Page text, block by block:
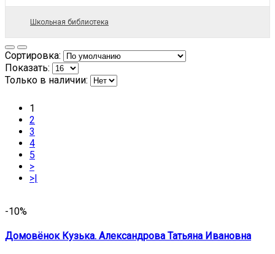
Школьная библиотека
Сортировка:
Показать:
Только в наличии:
1
2
3
4
5
>
>|
-10%
Домовёнок Кузька. Александрова Татьяна Ивановна